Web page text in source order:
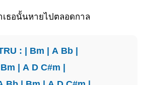
เธอนั้นหายไปตลอดกาล
: | Bm | A Bb|
Bm | A D C#m |